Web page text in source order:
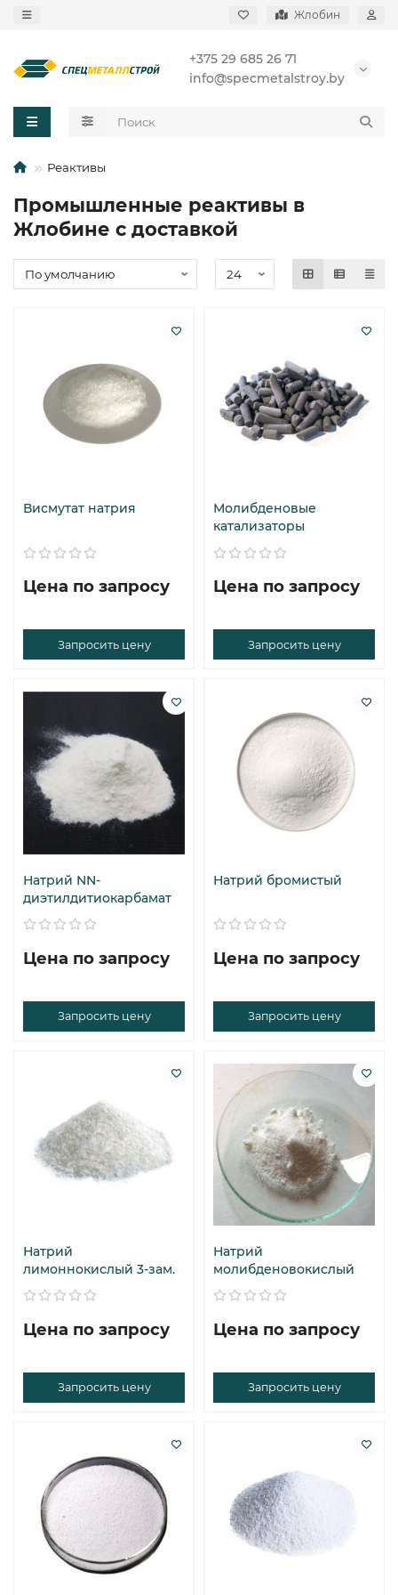
Жлобин
+375 29 685 26 71
info@specmetalstroy.by
Реактивы
Промышленные реактивы в
Жлобине с доставкой
Висмутат натрия
Цена по запросу
Запросить цену
Молибденовые
катализаторы
Цена по запросу
Запросить цену
Натрий NN-
диэтилдитиокарбамат
Цена по запросу
Запросить цену
Натрий бромистый
Цена по запросу
Запросить цену
Натрий
лимоннокислый 3-зам.
Цена по запросу
Запросить цену
Натрий
молибденовокислый
Цена по запросу
Запросить цену